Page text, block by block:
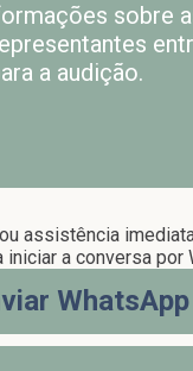
sobre
a audição.
assistência
iniciar a conversa por
WhatsApp